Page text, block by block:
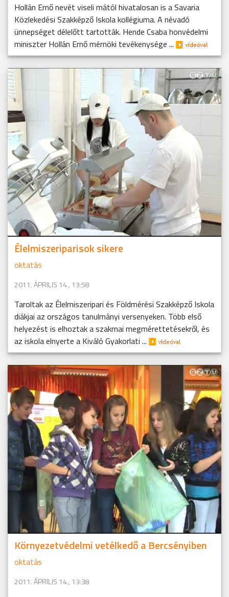
Hollán Ernő nevét viseli mától hivatalosan is a Savaria
Közlekedési Szakképző Iskola kollégiuma. A névadó
ünnepséget délelőtt tartották. Hende Csaba honvédelmi
miniszter Hollán Ernő mérnöki tevékenysége ...
Élelmiszeriparisok sikere
oktatás
2011. ÁPRILIS 14., 13:58
Taroltak az Élelmiszeripari és Földmérési Szakképző Iskola
diákjai az országos tanulmányi versenyeken. Több első
helyezést is elhoztak a szakmai megmérettetésekről, és
az iskola elnyerte a Kiváló Gyakorlati ...
Környezetvédelmi vetélkedő a Bercsényiben
oktatás
2011. ÁPRILIS 14., 13:38